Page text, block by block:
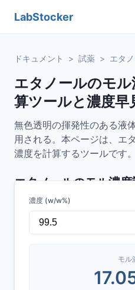
LabStocker
ドキュメント > 試薬 > エタ
エタノールのモ
算ツールと濃度早
無色透明の揮発性のある液
用される。本ページは、エ
濃度を計算するツールです。
エタノールのモル濃度
濃度 (w/w%)
モル